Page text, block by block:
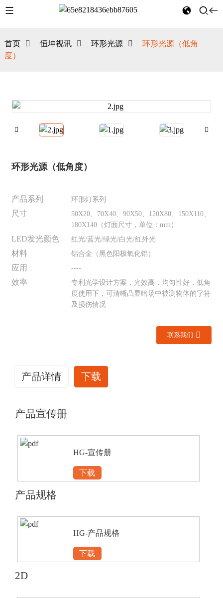
首页 恒坤视讯 环形光源
环形光源（低角
度）
环形光源（低角度）
产品系列 环形灯系列
尺寸
50X20、70X40、90X50、120X80、150X110、
180X140（灯面尺寸，单位：mm）
LED发光颜色 红光/蓝光/绿光/白光/红外光
材料 铝合金（黑色阳极氧化铝）
应用 ----
效率
专利光学设计方案，光效高，均匀性好，低角
度使用下，可清晰凸显暗场中被测物体的字符
及损伤情况
联系我们
产品详情 下载
产品宣传册
HG-宣传册
下载
产品规格
HG-产品规格
下载
2D